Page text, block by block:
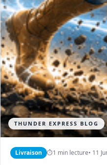
THUNDER EXPRESS BLOG
Livraison ⏱1 min lecture• 11